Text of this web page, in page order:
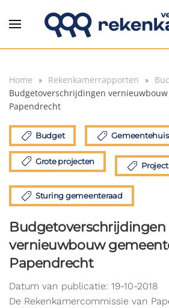
Overslaan en naar de inhoud
Home Rekenkamerrapporten
Budgetoverschrijdingen
Papendrecht
Budget Gemeentehuis
Grote projecten Project
Sturing gemeenteraad
Budgetoverschrijdingen
vernieuwbouw
Papendrecht
Datum van publicatie: 19-10-2018
De Rekenkamercommissie van